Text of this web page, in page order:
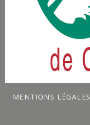
MENTIONS LÉGALES